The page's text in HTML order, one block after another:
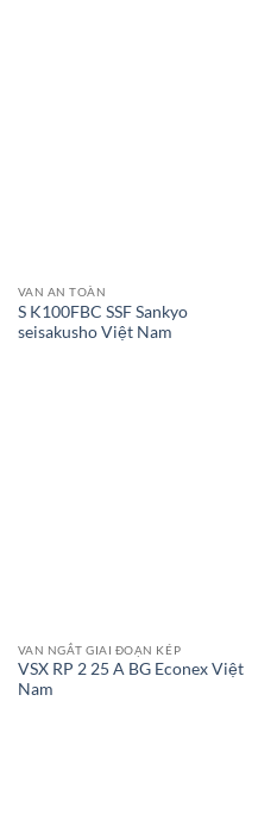
VAN AN TOÀN
S K100FBC SSF Sankyo
seisakusho Việt Nam
VAN NGẮT GIAI ĐOẠN KÉP
VSX RP 2 25 A BG Econex Việt
Nam